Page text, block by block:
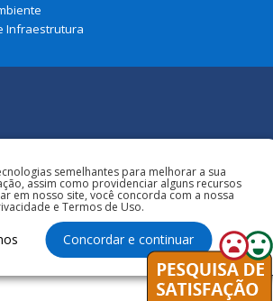
Infraestrutura
Todos os direitos reservados à Prefeitura
Municipal de Graça Aranha
semelhantes para melhorar a sua
assim como providenciar alguns recursos
em nosso site, você concorda com a nossa
e Termos de Uso.
Concordar e continuar